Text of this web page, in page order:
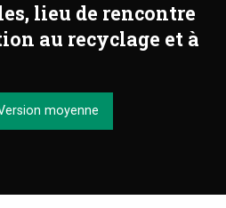
lieu de rencontre
au recyclage et à
moyenne